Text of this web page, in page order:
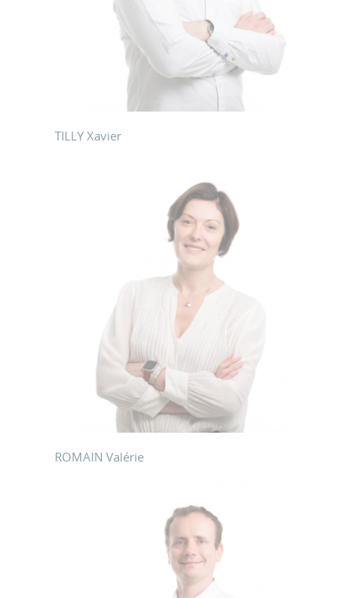
TILLY Xavier
ROMAIN Valérie